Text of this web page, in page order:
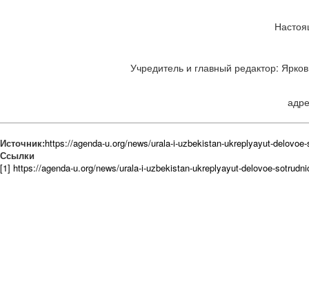
Учредитель и главный редактор:
Источник:https://agenda-u.org/news/urala-i-uzbekistan-ukreplyayut-
Ссылки
[1] https://agenda-u.org/news/urala-i-uzbekistan-ukreplyayut-delovoe-